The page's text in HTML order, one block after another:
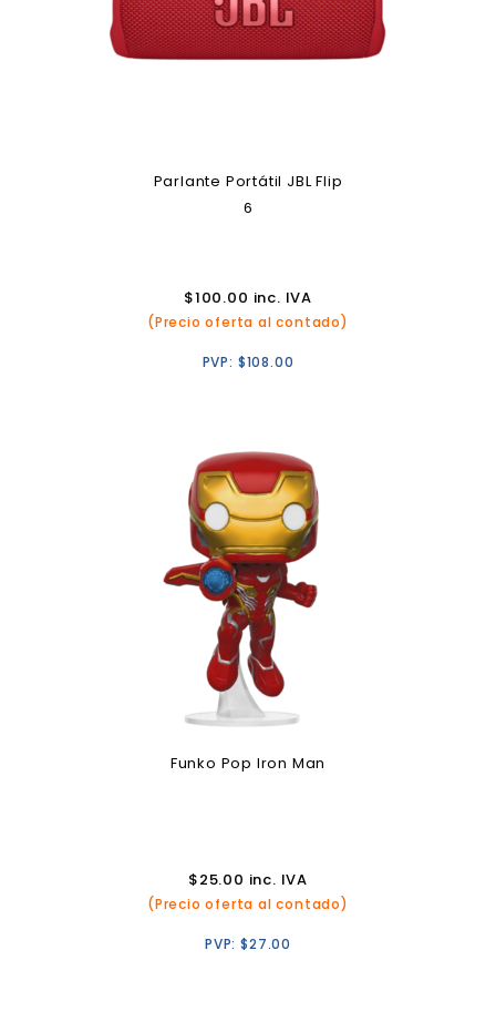
Parlante Portátil JBL Flip
6
$100.00 inc. IVA
(Precio oferta al contado)
PVP: $108.00
Funko Pop Iron Man
$25.00 inc. IVA
(Precio oferta al contado)
PVP:$27.00